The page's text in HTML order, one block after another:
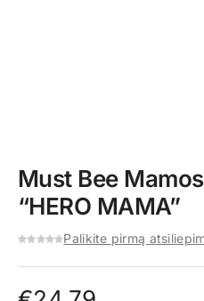
Must Bee
“HERO MAMA”
Palikite pirmą